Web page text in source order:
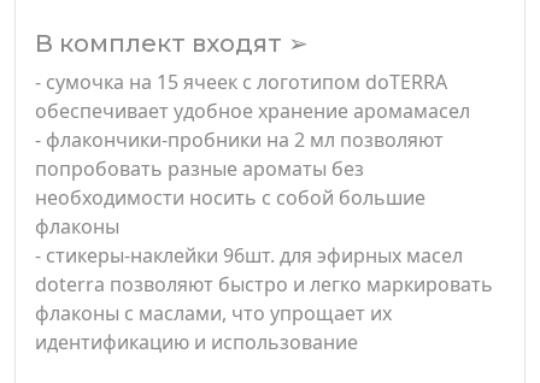
В комплект входят ➢
- сумочка на 15 ячеек с логотипом doTERRA
обеспечивает удобное хранение аромамасел
- флакончики-пробники на 2 мл позволяют
попробовать разные ароматы без
необходимости носить с собой большие
флаконы
- стикеры-наклейки 96шт. для эфирных масел
doterra позволяют быстро и легко маркировать
флаконы с маслами, что упрощает их
идентификацию и использование